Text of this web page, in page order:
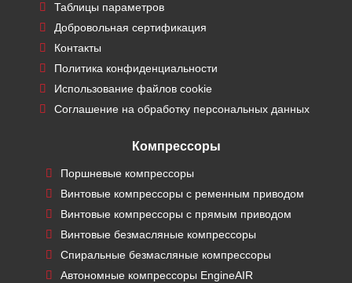
Таблицы параметров
Добровольная сертификация
Контакты
Политика конфиденциальности
Использование файлов cookie
Соглашение на обработку персональных данных
Компрессоры
Поршневые компрессоры
Винтовые компрессоры с ременным приводом
Винтовые компрессоры с прямым приводом
Винтовые безмасляные компрессоры
Спиральные безмасляные компрессоры
Автономные компрессоры EngineAIR